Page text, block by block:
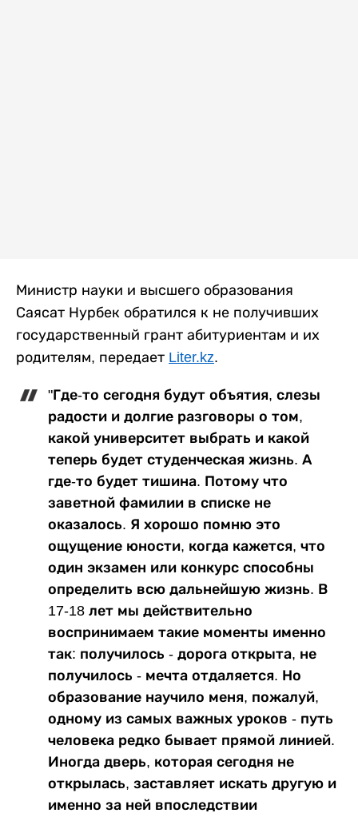
Министр науки и высшего образования
Саясат Нурбек обратился к не получивших
государственный грант абитуриентам и их
родителям, передает Liter.kz.
"Где-то сегодня будут объятия, слезы
радости и долгие разговоры о том,
какой университет выбрать и какой
теперь будет студенческая жизнь. А
где-то будет тишина. Потому что
заветной фамилии в списке не
оказалось. Я хорошо помню это
ощущение юности, когда кажется, что
один экзамен или конкурс способны
определить всю дальнейшую жизнь. В
17-18 лет мы действительно
воспринимаем такие моменты именно
так: получилось - дорога открыта, не
получилось - мечта отдаляется. Но
образование научило меня, пожалуй,
одному из самых важных уроков - путь
человека редко бывает прямой линией.
Иногда дверь, которая сегодня не
открылась, заставляет искать другую и
именно за ней впоследствии